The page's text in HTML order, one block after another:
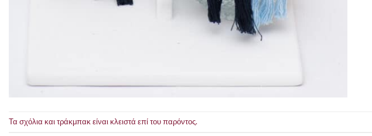
Τα σχόλια και τράκμπακ είναι κλειστά επί του παρόντος.